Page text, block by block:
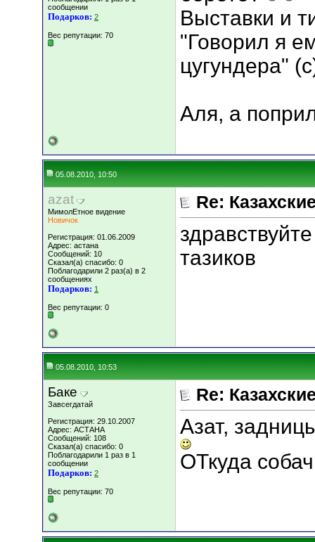
сообщении
Подарков: 2
Вес репутации: 70
Выставки и
"Говорил я
цугундера"
Аля, а
05.08.2010, 10:50
azat
МимолЕтное видение
Новичок
Регистрация: 01.06.2009
Адрес: астана
Сообщений: 10
Сказал(а) спасибо: 0
Поблагодарили 2 раз(а) в 2
сообщениях
Подарков: 1
Вес репутации: 0
Re:
тазиков
05.08.2010, 10:53
Баке
Завсегдатай
Регистрация: 29.10.2007
Адрес: АСТАНА
Сообщений: 108
Сказал(а) спасибо: 0
Поблагодарили 1 раз в 1
сообщении
Подарков: 2
Вес репутации: 70
Re:
Азат,
ОТкуда